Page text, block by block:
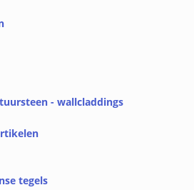
- wallcladdings
tegels